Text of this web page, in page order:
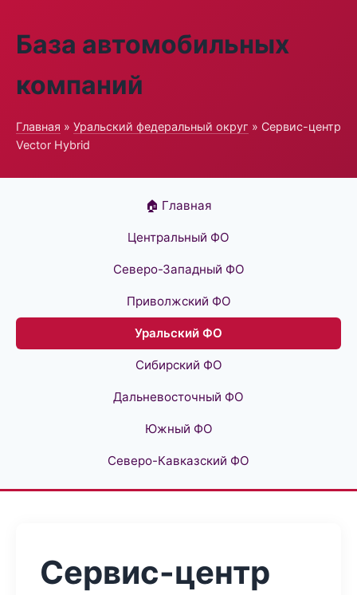
База автомобильных
компаний
Главная » Уральский федеральный округ » Сервис-центр
Vector Hybrid
🏠 Главная
Центральный ФО
Северо-Западный ФО
Приволжский ФО
Уральский ФО
Сибирский ФО
Дальневосточный ФО
Южный ФО
Северо-Кавказский ФО
Сервис-центр